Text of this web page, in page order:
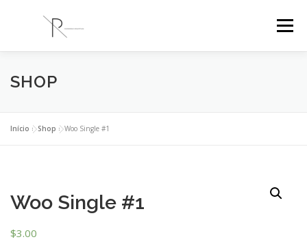
Menu
PR ENGENHARIA
BLOG CONTACTOS
SHOP
Início »Shop »Woo Single #1
Woo Single #1
$3.00